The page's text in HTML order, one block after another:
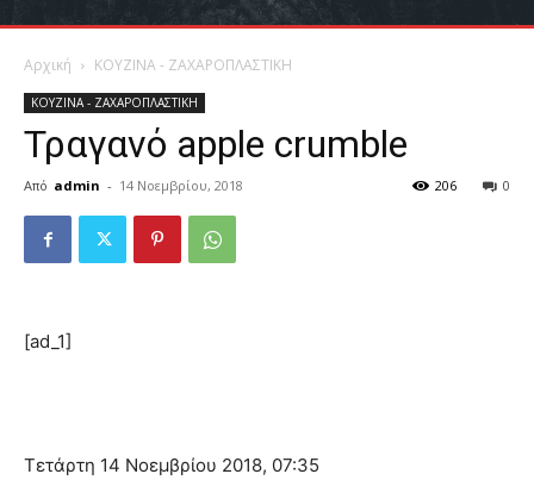
Αρχική ΚΟΥΖΙΝΑ - ΖΑΧΑΡΟΠΛΑΣΤΙΚΗ
ΚΟΥΖΙΝΑ - ΖΑΧΑΡΟΠΛΑΣΤΙΚΗ
Τραγανό apple crumble
Από admin - 14 Νοεμβρίου, 2018 0
206
[ad_1]
Τετάρτη 14 Νοεμβρίου 2018, 07:35